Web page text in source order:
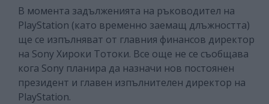
В момента задълженията на ръководител на
PlayStation (като временно заемащ длъжността)
ще се изпълняват от главния финансов директор
на Sony Хироки Тотоки. Все още не се съобщава
кога Sony планира да назначи нов постоянен
президент и главен изпълнителен директор на
PlayStation.